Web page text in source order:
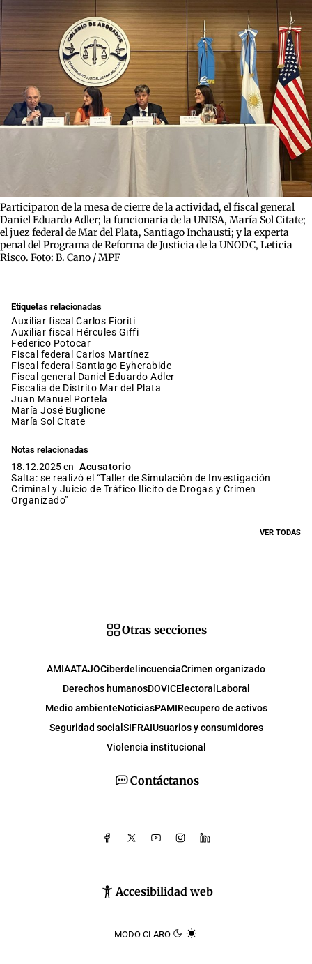
Participaron de la mesa de cierre de la actividad, el fiscal general
Daniel Eduardo Adler; la funcionaria de la UNISA, María Sol Citate;
el juez federal de Mar del Plata, Santiago Inchausti; y la experta
penal del Programa de Reforma de Justicia de la UNODC, Leticia
Risco. Foto: B. Cano / MPF
Etiquetas relacionadas
auxiliar fiscal Carlos Fioriti
auxiliar fiscal Hércules Giffi
Federico Potocar
fiscal federal Carlos Martínez
fiscal federal Santiago Eyherabide
fiscal general Daniel Eduardo Adler
Fiscalía de Distrito Mar del Plata
Juan Manuel Portela
María José Buglione
María Sol Citate
Notas relacionadas
18.12.2025 en Acusatorio
Salta: se realizó el “Taller de Simulación de Investigación
Criminal y Juicio de Tráfico Ilícito de Drogas y Crimen
Organizado”
VER TODAS
Contáctanos
Accesibilidad web
MODO CLARO
Otras secciones
AMIAATAJOCiberdelincuenciaCrimen organizado
Derechos humanosDOVICElectoral Laboral
Medio ambienteNoticiasPAMIRecupero de activos
Seguridad social SIFRAIUsuarios y consumidores
Violencia institucional